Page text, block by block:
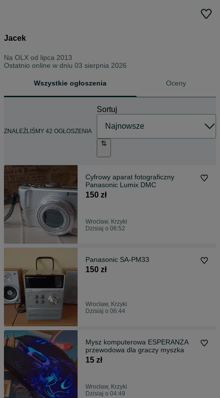
Jacek
Na OLX od lipca 2013
Ostatnio online w dniu 03 sierpnia 2026
Wszystkie ogłoszenia Oceny
ZNALEŹLIŚMY 42 OGŁOSZENIA
Sortuj
Cyfrowy aparat fotograficzny
Panasonic Lumix DMC
150 zł
Wrocław, Krzyki
Dzisiaj o 06:52
Panasonic SA-PM33
150 zł
Wrocław, Krzyki
Dzisiaj o 06:44
Mysz komputerowa ESPERANZA
przewodowa dla graczy myszka
15 zł
Wrocław, Krzyki
Dzisiaj o 04:49